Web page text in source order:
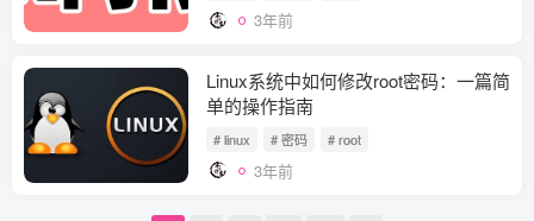
3年前
Linux系统中如何修改root密码：一篇简
单的操作指南
# linux # 密码 # root
3年前